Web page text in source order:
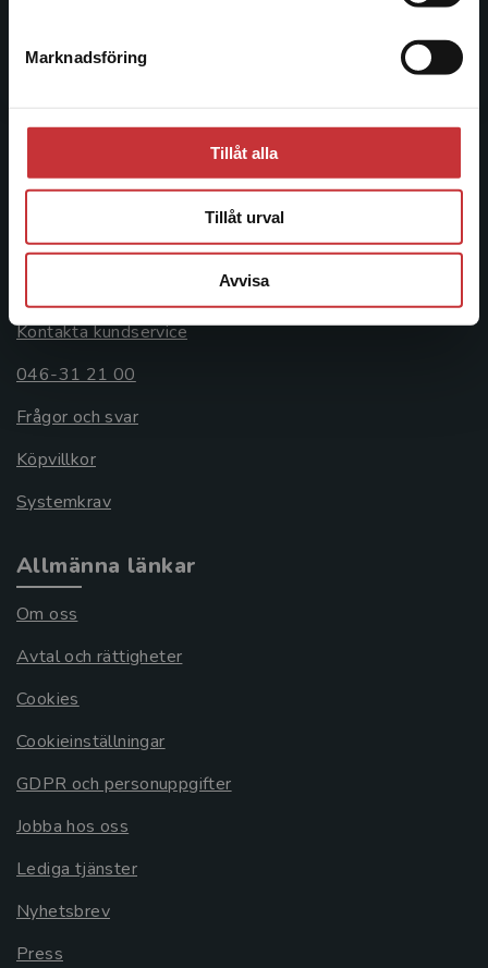
Marknadsföring
Tillåt alla
Tillåt urval
Avvisa
Postadress:
221 00 Lund
Besöksadress:
Åkergränden 1
Kontakta kundservice
046-31 21 00
Frågor och svar
Köpvillkor
Systemkrav
Allmänna länkar
Om oss
Avtal och rättigheter
Cookies
Cookieinställningar
GDPR och personuppgifter
Jobba hos oss
Lediga tjänster
Nyhetsbrev
Press